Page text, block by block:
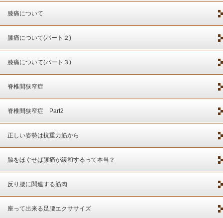
膝痛について
膝痛について(パート２)
膝痛について(パート３)
脊椎間狭窄症
脊椎間狭窄症 Part2
正しい姿勢は抗重力筋から
脇をほぐせば膝痛が緩和するって本当？
反り腰に関連する筋肉
座って出来る足腰エクササイズ